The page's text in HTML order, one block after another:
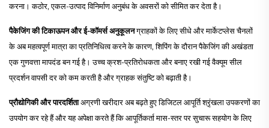
करना। कठोर, एकल-उत्पाद विनिर्माण अनुबंध के अवसरों को सीमित कर देता है।
पैकेजिंग की टिकाऊपन और ई-कॉमर्स अनुकूलनग्राहकों के लिए सीधे और मार्केटप्लेस चैनलों
के अब महत्वपूर्ण मात्रा का प्रतिनिधित्व करने के कारण, शिपिंग के दौरान पैकेजिंग की अखंडता
एक गुणवत्ता मापदंड बन गई है। उच्च क्रश-प्रतिरोधकता और बनाए रखी गई वैक्यूम सील
प्रदर्शन वापसी दर को कम करती है और ग्राहक संतुष्टि को बढ़ाती है।
प्रौद्योगिकी और पारदर्शिताअग्रणी खरीदार अब बढ़ते हुए डिजिटल आपूर्ति श्रृंखला उपकरणों का
उपयोग कर रहे हैं और यह अपेक्षा करते हैं कि आपूर्तिकर्ता मास-स्तर पर सुचारू सहयोग के लिए